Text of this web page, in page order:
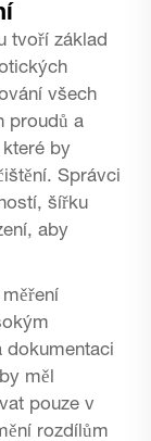
tvoří základ
všech
proudů a
by
Správci
šířku
aby
dokumentaci
měl
pouze v
rozdílům